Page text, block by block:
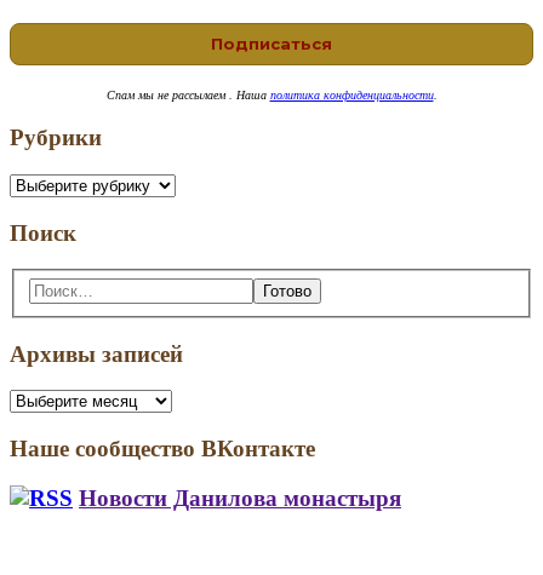
Спам мы не рассылаем . Наша политика конфиденциальности.
Рубрики
Рубрики
Поиск
Поиск:
Архивы записей
Архивы
Наше сообщество ВКонтакте
Новости Данилова монастыря